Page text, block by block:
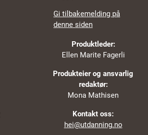
Gi tilbakemelding på
denne siden
Produktleder:
Ellen Marite Fagerli
Produkteier og ansvarlig
redaktør:
Mona Mathisen
Kontakt oss:
hei@utdanning.no